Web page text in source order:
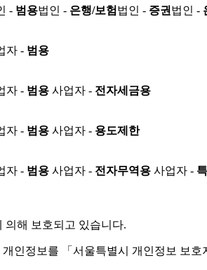
- 범용법인 - 은행/보험 법인 - 증권 법인 -
자 - 범용
자 - 범용 사업자 - 전자세금용
자 - 범용 사업자 - 용도제한
자 - 범용 사업자 - 전자무역용 사업자 -
의해 보호되고 있습니다.
인정보를 「서울특별시 개인정보 보